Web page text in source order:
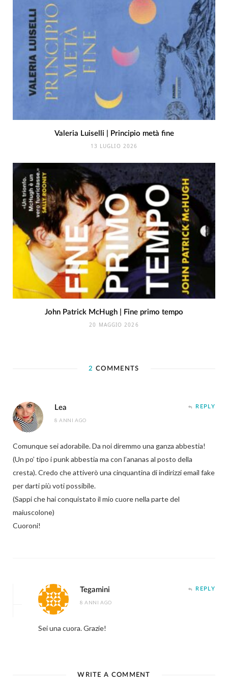
Valeria Luiselli | Principio metà fine
13 LUGLIO 2026
John Patrick McHugh | Fine primo tempo
20 MAGGIO 2026
2 COMMENTS
Lea
8 ANNI AGO
REPLY
Comunque sei adorabile. Da noi diremmo una ganza abbestia!
(Un po’ tipo i punk abbestia ma con l’ananas al posto della
cresta). Credo che attiverò una cinquantina di indirizzi email fake
per darti più voti possibile.
(Sappi che hai conquistato il mio cuore nella parte del
maiuscolone)
Cuoroni!
Tegamini
8 ANNI AGO
REPLY
Sei una cuora. Grazie!
WRITE A COMMENT